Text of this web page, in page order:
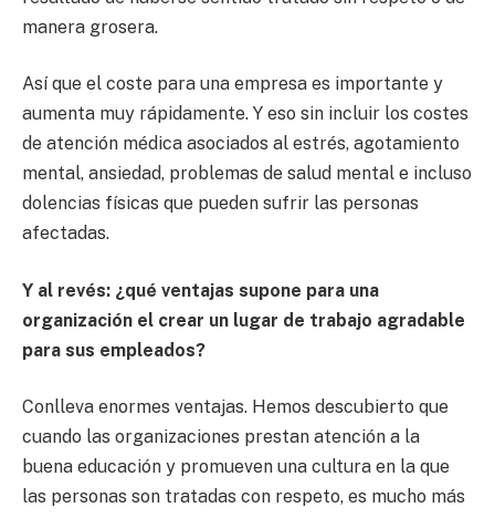
manera grosera.
Así que el coste para una empresa es importante y
aumenta muy rápidamente. Y eso sin incluir los costes
de atención médica asociados al estrés, agotamiento
mental, ansiedad, problemas de salud mental e incluso
dolencias físicas que pueden sufrir las personas
afectadas.
Y al revés: ¿qué ventajas supone para una
organización el crear un lugar de trabajo agradable
para sus empleados?
Conlleva enormes ventajas. Hemos descubierto que
cuando las organizaciones prestan atención a la
buena educación y promueven una cultura en la que
las personas son tratadas con respeto, es mucho más